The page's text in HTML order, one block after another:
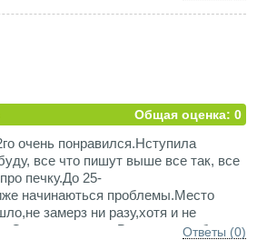
Общая оценка: 0
очень понравился.Нступила
все что пишут выше все так, все
печку.До 25-
начинаються проблемы.Место
замерз ни разу,хотя и не
место.В ноги вроде бы
Ответы (0)